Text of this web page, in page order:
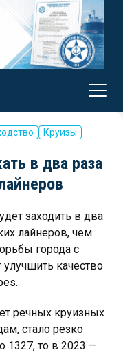
Круизы
в два раза
заходить в два
лайнеров, чем
города с
качество
речных круизных
стало резко
1327, то в 2023 —